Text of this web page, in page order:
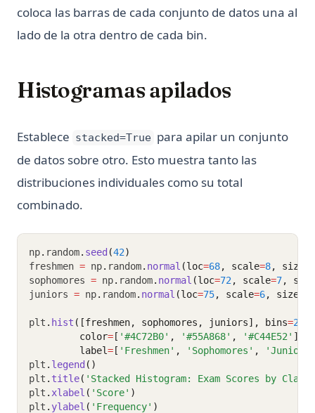
coloca las barras de cada conjunto de datos una al
lado de la otra dentro de cada bin.
Histogramas apilados
Establece stacked=True para apilar un conjunto
de datos sobre otro. Esto muestra tanto las
distribuciones individuales como su total
combinado.
np. random. seed (42)
freshmen = np. random. normal (loc=68, scale=8, size
sophomores = np. random. normal (loc=72 , scale=7, size
juniors = np. random. normal (loc=75, scale=6, size
plt . hist ([freshmen, sophomores, juniors], bins=25
         color
= [ '#4C72B0' , '#55A868' , '#C44E52' ],
         label
= [ 'Freshmen' , 'Sophomores' ,
'Juniors'
plt . legend ()
plt . title( 'Stacked Histogram: Exam Scores by
plt . xlabel ( 'Score' )
plt . ylabel ( 'Frequency' )